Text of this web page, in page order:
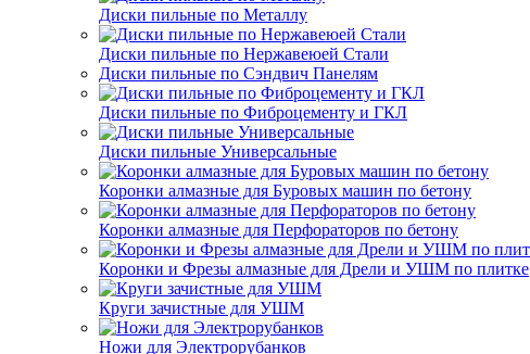
Диски пильные по Металлу
Диски пильные по Нержавеюей Стали
Диски пильные по Сэндвич Панелям
Диски пильные по Фиброцементу и ГКЛ
Диски пильные Универсальные
Коронки алмазные для Буровых машин по бетону
Коронки алмазные для Перфораторов по бетону
Коронки и Фрезы алмазные для Дрели и УШМ по плитке
Круги зачистные для УШМ
Ножи для Электрорубанков